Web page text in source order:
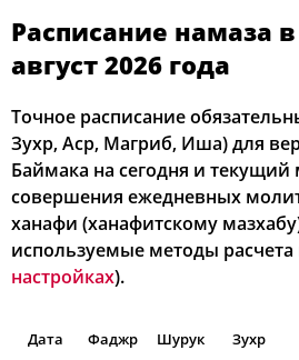
Расписание намаза
август 2026 года
Точное расписание
Зухр, Аср, Магриб, Иша) для
Баймака на сегодня и текущий
совершения ежедневных
ханафи (ханафитскому
используемые методы
настройках).
Дата Фаджр Шурук Зухр